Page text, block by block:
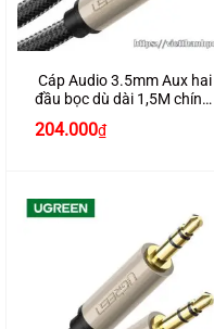
Cáp Audio 3.5mm Aux hai
đầu bọc dù dài 1,5M chính
204.000₫